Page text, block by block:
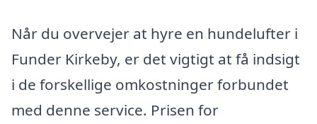
Når du overvejer at hyre en hundelufter i
Funder Kirkeby, er det vigtigt at få indsigt
i de forskellige omkostninger forbundet
med denne service. Prisen for